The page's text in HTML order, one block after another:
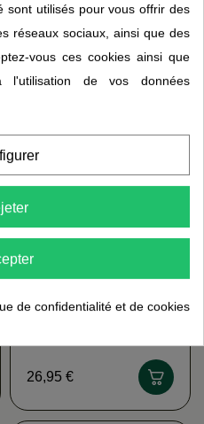
BIOTECH
26,95 €
sont utilisés pour vous offrir des
réseaux sociaux, ainsi que des
vous ces cookies ainsi que
l'utilisation de vos données
de confidentialité et de cookies